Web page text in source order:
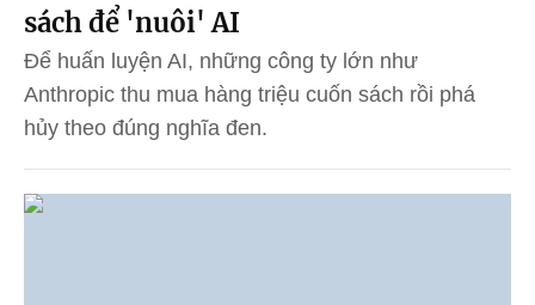
sách để 'nuôi' AI
Để huấn luyện AI, những công ty lớn như
Anthropic thu mua hàng triệu cuốn sách rồi phá
hủy theo đúng nghĩa đen.